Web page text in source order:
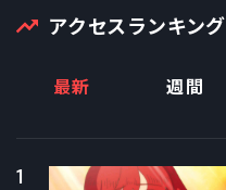
アクセスランキング
最新 週間
1